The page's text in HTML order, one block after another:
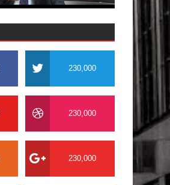
230,000
230,000
230,000